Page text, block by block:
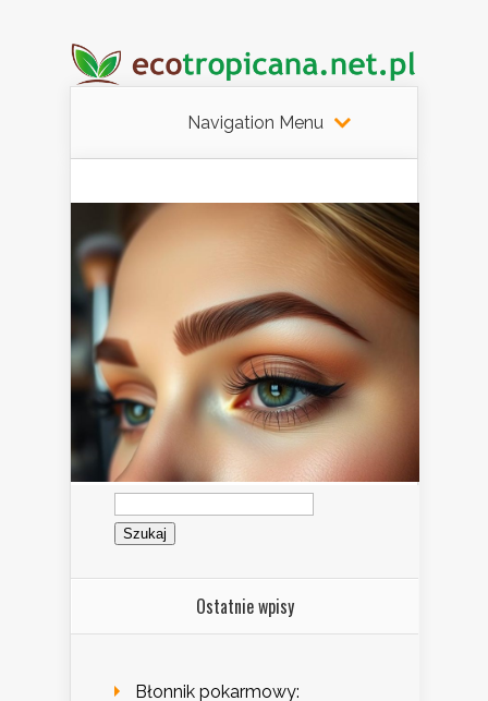
Navigation Menu
Szukaj:
Ostatnie wpisy
Błonnik pokarmowy: